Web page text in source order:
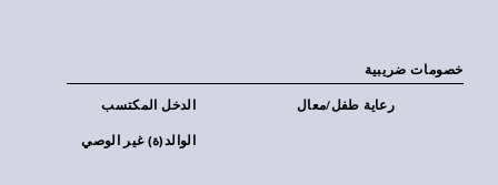
خصومات ضريبية
الدخل المكتسب رعاية طفل/معال
الوالد(ة) غير الوصي